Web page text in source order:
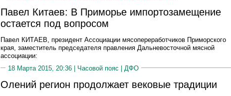
Павел Китаев: В Приморье импортозамещение
остается под вопросом
Павел КИТАЕВ, президент Ассоциации мясопереработчиков Приморского
края, заместитель председателя правления Дальневосточной мясной
ассоциации:
18 Марта 2015, 20:36 | Часовой пояс | ДФО
Олений регион продолжает вековые традиции